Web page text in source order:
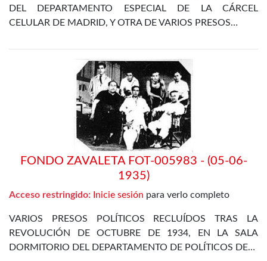
DEL DEPARTAMENTO ESPECIAL DE LA CÁRCEL
CELULAR DE MADRID, Y OTRA DE VARIOS PRESOS…
FONDO ZAVALETA FOT-005983 - (05-06-
1935)
Acceso restringido: Inicie sesión para verlo completo
VARIOS PRESOS POLÍTICOS RECLUÍDOS TRAS LA
REVOLUCIÓN DE OCTUBRE DE 1934, EN LA SALA
DORMITORIO DEL DEPARTAMENTO DE POLÍTICOS DE…